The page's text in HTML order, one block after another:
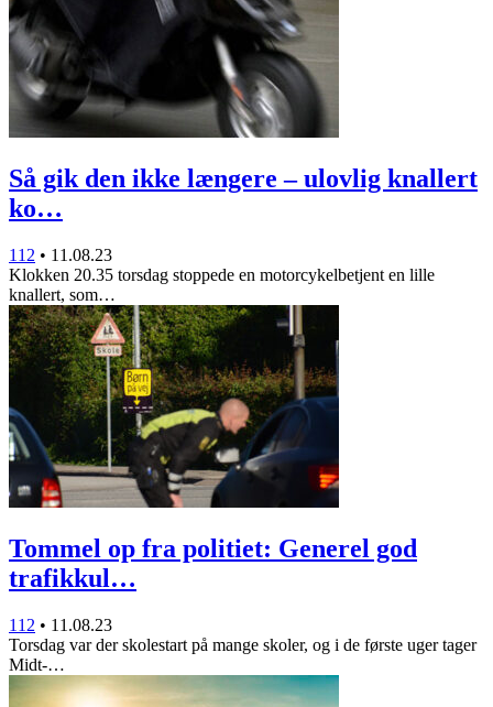
Så gik den ikke længere – ulovlig knallert
ko…
112 • 11.08.23
Klokken 20.35 torsdag stoppede en motorcykelbetjent en lille
knallert, som…
Tommel op fra politiet: Generel god
trafikkul…
112 • 11.08.23
Torsdag var der skolestart på mange skoler, og i de første uger tager
Midt-…